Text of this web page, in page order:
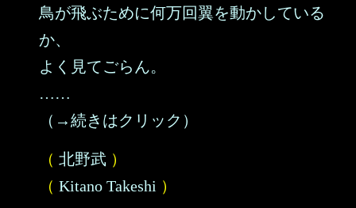
鳥が飛ぶために何万回翼を動かしている
か、
よく見てごらん。
……
（→続きはクリック）
（ 北野武 ）
（ Kitano Takeshi ）